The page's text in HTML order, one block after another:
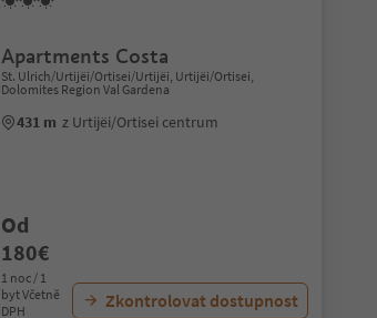
Apartments Costa
St. Ulrich/Urtijëi/Ortisei/Urtijëi, Urtijëi/Ortisei,
Dolomites Region Val Gardena
431 m z Urtijëi/Ortisei centrum
Od
180€
1 noc / 1
byt Včetně
DPH
Zkontrolovat dostupnost